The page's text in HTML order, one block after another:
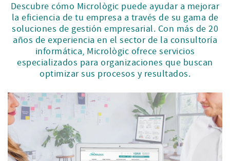
Descubre cómo Micrològic puede ayudar a mejorar
la eficiencia de tu empresa a través de su gama de
soluciones de gestión empresarial. Con más de 20
años de experiencia en el sector de la consultoría
informática, Micrològic ofrece servicios
especializados para organizaciones que buscan
optimizar sus procesos y resultados.